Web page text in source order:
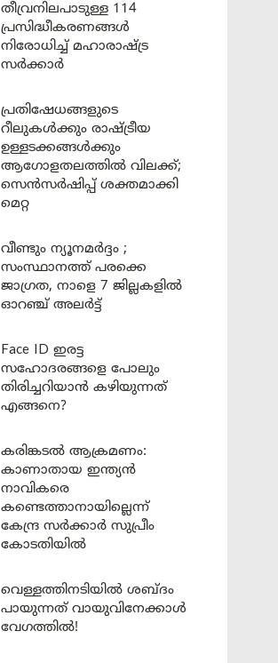
തീവ്രനിലപാടുള്ള 114
പ്രസിദ്ധീകരണങ്ങൾ
നിരോധിച്ച് മഹാരാഷ്ട്ര
സർക്കാർ
പ്രതിഷേധങ്ങളുടെ
റീലുകൾക്കും രാഷ്ട്രീയ
ഉള്ളടക്കങ്ങൾക്കും
ആഗോളതലത്തിൽ വിലക്ക്;
സെൻസർഷിപ്പ് ശക്തമാക്കി
മെറ്റ
വീണ്ടും ന്യൂനമർദ്ദം ;
സംസ്ഥാനത്ത് പരക്കെ
ജാഗ്രത, നാളെ 7 ജില്ലകളിൽ
ഓറഞ്ച് അലർട്ട്
Face ID ഇരട്ട
സഹോദരങ്ങളെ പോലും
തിരിച്ചറിയാൻ കഴിയുന്നത്
എങ്ങനെ?
കരിങ്കടൽ ആക്രമണം:
കാണാതായ ഇന്ത്യൻ
നാവികരെ
കണ്ടെത്താനായില്ലെന്ന്
കേന്ദ്ര സർക്കാർ സുപ്രീം
കോടതിയിൽ
വെള്ളത്തിനടിയിൽ ശബ്ദം
പായുന്നത് വായുവിനേക്കാൾ
വേഗത്തിൽ!